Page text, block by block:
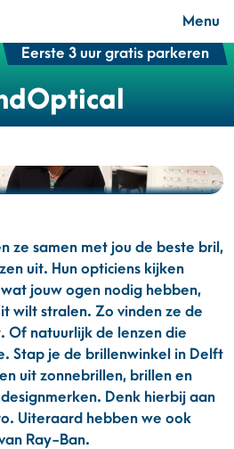
Eerste 3 uur gratis parkeren
Menu
ze samen met jou de beste bril,
uit. Hun opticiens kijken
jouw ogen nodig hebben,
wilt stralen. Zo vinden ze de
Of natuurlijk de lenzen die
Stap je de brillenwinkel in Delft
uit zonnebrillen, brillen en
Denk hierbij aan
Uiteraard hebben we ook
Ray-Ban.